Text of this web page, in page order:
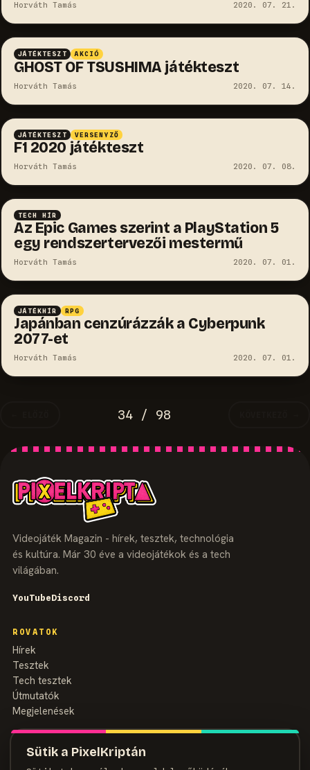
Sütik a PixelKriptán
Horváth Tamás 2020. 07. 21.
JÁTÉKTESZT AKCIÓ
GHOST OF TSUSHIMA játékteszt
Horváth Tamás 2020. 07. 14.
JÁTÉKTESZT VERSENYZŐ
F1 2020 játékteszt
Horváth Tamás 2020. 07. 08.
TECH HÍR
Az Epic Games szerint a PlayStation 5
egy rendszertervezői mestermű
Horváth Tamás 2020. 07. 01.
JÁTÉKHÍR RPG
Japánban cenzúrázzák a Cyberpunk
2077-et
Horváth Tamás 2020. 07. 01.
34 / 98
Videojáték Magazin - hírek, tesztek, technológia
és kultúra. Már 30 éve a videojátékok és a tech
világában.
YouTubeDiscord
ROVATOK
Hírek
Tesztek
Tech tesztek
Útmutatók
Megjelenések
MAGAZIN